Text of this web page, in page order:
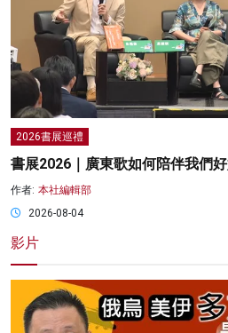
2026書展巡禮
書展2026｜廣東歌如何陪伴我們
作者: 本社編輯部
2026-08-04
影片